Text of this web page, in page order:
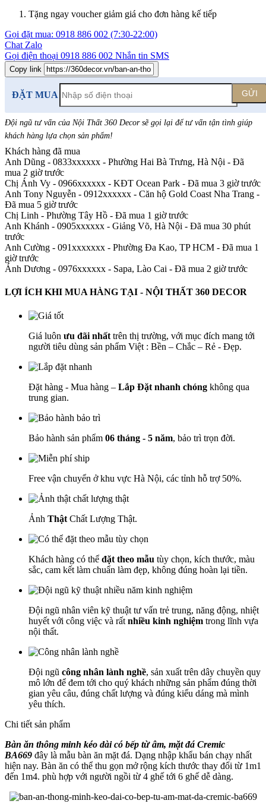
Tặng ngay voucher giảm giá cho đơn hàng kế tiếp
Gọi đặt mua: 0918 886 002 (7:30-22:00)
Chat Zalo
Gọi điện thoại 0918 886 002 Nhắn tin SMS
Copy link
ĐẶT MUA GỬI
Đội ngũ tư vấn của Nội Thất 360 Decor sẽ gọi lại để tư vấn tận tình giúp
khách hàng lựa chọn sản phẩm!
Khách hàng đã mua
Anh Dũng - 0833xxxxxx - Phường Hai Bà Trưng, Hà Nội - Đã
mua 2 giờ trước
Chị Ánh Vy - 0966xxxxxx - KĐT Ocean Park - Đã mua 3 giờ trước
Anh Tony Nguyễn - 0912xxxxxx - Căn hộ Gold Coast Nha Trang -
Đã mua 5 giờ trước
Chị Linh - Phường Tây Hồ - Đã mua 1 giờ trước
Anh Khánh - 0905xxxxxx - Giảng Võ, Hà Nội - Đã mua 30 phút
trước
Anh Cường - 091xxxxxxx - Phường Đa Kao, TP HCM - Đã mua 1
giờ trước
Ánh Dương - 0976xxxxxx - Sapa, Lào Cai - Đã mua 2 giờ trước
LỢI ÍCH KHI MUA HÀNG TẠI - NỘI THẤT 360 DECOR
Giá luôn ưu đãi nhất trên thị trường, với mục đích mang tới
người tiêu dùng sản phẩm Việt : Bền – Chắc – Rẻ - Đẹp.
Đặt hàng - Mua hàng – Lắp Đặt nhanh chóng không qua
trung gian.
Bảo hành sản phẩm 06 tháng - 5 năm, bảo trì trọn đời.
Free vận chuyển ở khu vực Hà Nội, các tỉnh hỗ trợ 50%.
Ảnh Thật Chất Lượng Thật.
Khách hàng có thể đặt theo mẫu tùy chọn, kích thước, màu
sắc, cam kết làm chuẩn làm đẹp, không đúng hoàn lại tiền.
Đội ngũ nhân viên kỹ thuật tư vấn trẻ trung, năng động, nhiệt
huyết với công việc và rất nhiều kinh nghiệm trong lĩnh vựa
nội thất.
Đội ngũ công nhân lành nghề, sản xuất trên dây chuyền quy
mô lớn để đem tới cho quý khách những sản phẩm đúng thời
gian yêu câu, đúng chất lượng và đúng kiểu dáng mà mình
yêu thích.
Chi tiết sản phẩm
Bàn ăn thông minh kéo dài có bếp từ âm, mặt đá Cremic
BA669 đây là mẫu bàn ăn mặt đá. Dạng nhập khẩu bán chạy nhất
hiện nay. Bàn ăn có thể thu gọn mở rộng kích thước thay đổi từ 1m1
đến 1m4. phù hợp với người ngồi từ 4 ghế tới 6 ghế dễ dàng.